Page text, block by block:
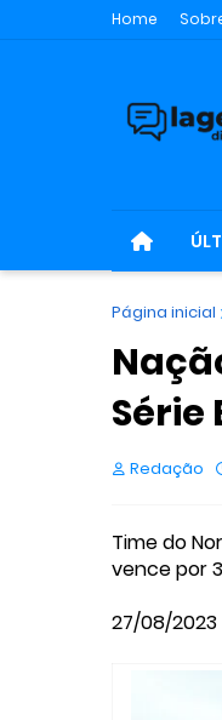
Home
Página inicial
Série
Redação
Time do
vence por
27/08/2023